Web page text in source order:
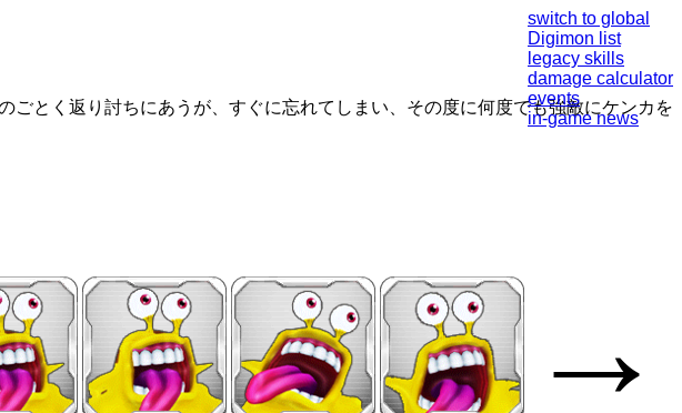
switch to global
Digimon list
legacy skills
damage calculator
events
in-game news
とく返り討ちにあうが、すぐに忘れてしまい、その度に何度でも強敵にケンカを
→